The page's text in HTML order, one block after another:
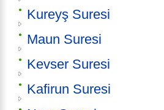
Kureyş Suresi
Maun Suresi
Kevser Suresi
Kafirun Suresi